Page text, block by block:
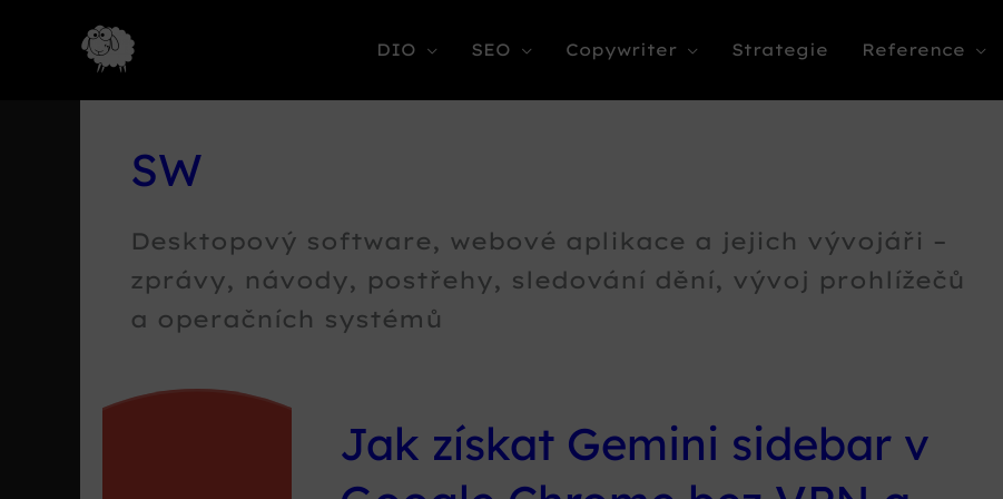
DIO SEO Copywriter Strategie Reference
SW
Desktopový software, webové aplikace a jejich vývojáři –
zprávy, návody, postřehy, sledování dění, vývoj prohlížečů
a operačních systémů
Jak získat Gemini sidebar v